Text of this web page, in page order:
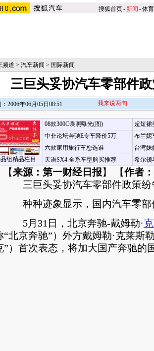
搜狐首页-新闻 -体育
频道 > 汽车新闻 > 国际新闻
三巨头妥协汽车零部件
：2006年06月05日08:51 我来说两句
组精品栏目
08款300C谍照曝光(图)
中非论坛奔驰E专车降价5万
六款家用旅行车您选谁
天语SX4 全系车型购买推荐
超短裙
布兰妮
台湾妹
希尔顿
【来源：第一财经日报 】 【作者
三巨头妥协汽车零部件政策纷
种种迹象显示，国内汽车零部
5月31日，北京奔驰-戴姆勒·
“北京奔驰”）外方戴姆勒·克莱斯
”）首次表态，将加大国产奔驰的